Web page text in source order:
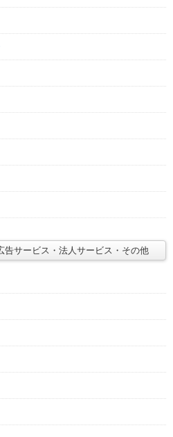
告サービス・法人サービス・その他